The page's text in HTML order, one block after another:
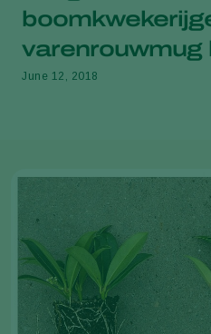
varenrouwmug
June 12, 2018